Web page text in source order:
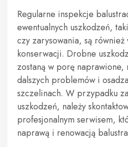
Regularne inspekcje
ewentualnych uszkodzeń,
czy zarysowania, są również
konserwacji. Drobne
zostaną w porę
dalszych problemów i
szczelinach. W przypadku
uszkodzeń, należy
profesjonalnym serwisem,
naprawą i renowacją